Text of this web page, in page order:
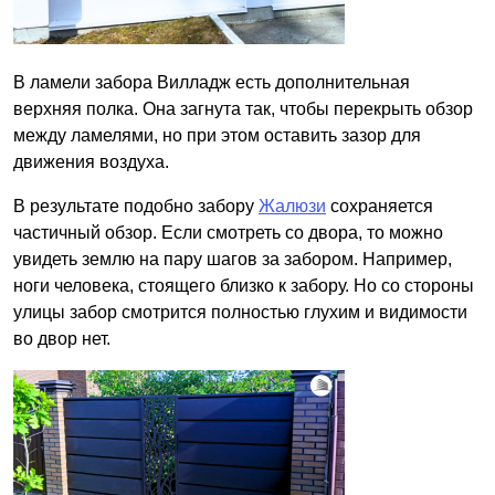
В ламели забора Вилладж есть дополнительная
верхняя полка. Она загнута так, чтобы перекрыть обзор
между ламелями, но при этом оставить зазор для
движения воздуха.
В результате подобно забору Жалюзи сохраняется
частичный обзор. Если смотреть со двора, то можно
увидеть землю на пару шагов за забором. Например,
ноги человека, стоящего близко к забору. Но со стороны
улицы забор смотрится полностью глухим и видимости
во двор нет.